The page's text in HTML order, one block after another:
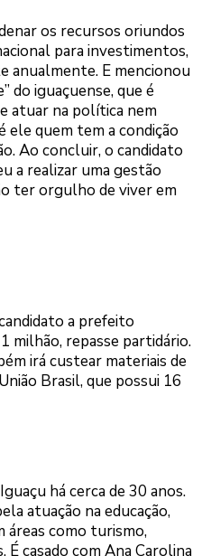
os recursos oriundos
para investimentos,
anualmente. E mencionou
do iguaçuense, que é
atuar na política nem
ele quem tem a condição
Ao concluir, o candidato
a realizar uma gestão
ter orgulho de viver em
a prefeito
milhão, repasse partidário.
irá custear materiais de
Brasil, que possui 16
há cerca de 30 anos.
atuação na educação,
áreas como turismo,
casado com Ana Carolina